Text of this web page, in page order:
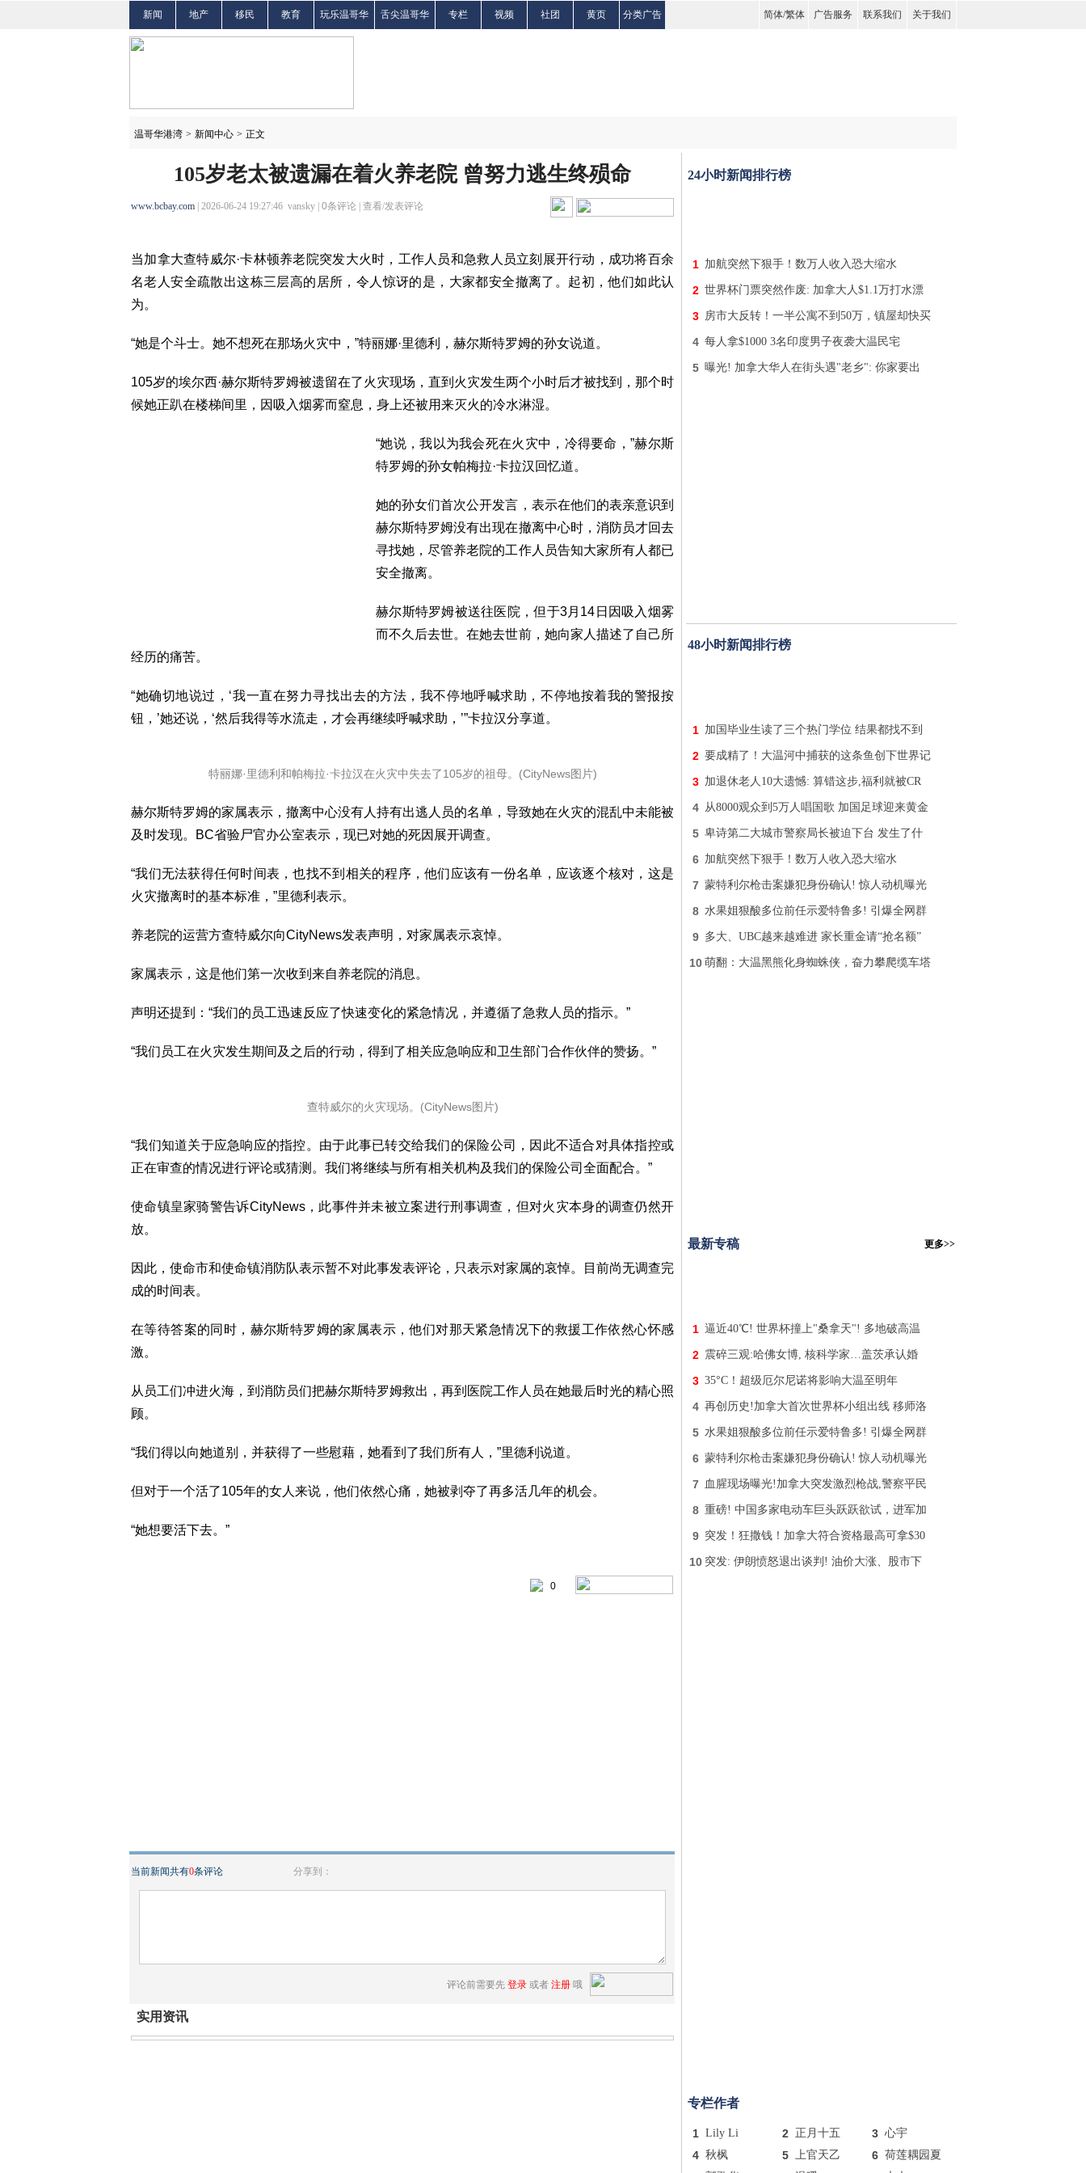
新闻 地产 移民 教育 玩乐温哥华 舌尖温哥华 专栏 视频 社团 黄页 分类广告 简体/繁体 广告服务 联系我们 关于我们
温哥华港湾 > 新闻中心 > 正文
105岁老太被遗漏在着火养老院 曾努力逃生终殒命
www.bcbay.com | 2026-06-24 19:27:46 vansky | 0条评论 | 查看/发表评论
当加拿大查特威尔·卡林顿养老院突发大火时，工作人员和急救人员立刻展开行动，成功将百余
名老人安全疏散出这栋三层高的居所，令人惊讶的是，大家都安全撤离了。起初，他们如此认
为。
“她是个斗士。她不想死在那场火灾中，”特丽娜·里德利，赫尔斯特罗姆的孙女说道。
105岁的埃尔西·赫尔斯特罗姆被遗留在了火灾现场，直到火灾发生两个小时后才被找到，那个时
候她正趴在楼梯间里，因吸入烟雾而窒息，身上还被用来灭火的冷水淋湿。
“她说，我以为我会死在火灾中，冷得要命，”赫尔斯
特罗姆的孙女帕梅拉·卡拉汉回忆道。
她的孙女们首次公开发言，表示在他们的表亲意识到
赫尔斯特罗姆没有出现在撤离中心时，消防员才回去
寻找她，尽管养老院的工作人员告知大家所有人都已
安全撤离。
赫尔斯特罗姆被送往医院，但于3月14日因吸入烟雾
而不久后去世。在她去世前，她向家人描述了自己所
经历的痛苦。
“她确切地说过，‘我一直在努力寻找出去的方法，我不停地呼喊求助，不停地按着我的警报按
钮，’她还说，‘然后我得等水流走，才会再继续呼喊求助，’”卡拉汉分享道。
特丽娜·里德利和帕梅拉·卡拉汉在火灾中失去了105岁的祖母。(CityNews图片)
赫尔斯特罗姆的家属表示，撤离中心没有人持有出逃人员的名单，导致她在火灾的混乱中未能被
及时发现。BC省验尸官办公室表示，现已对她的死因展开调查。
“我们无法获得任何时间表，也找不到相关的程序，他们应该有一份名单，应该逐个核对，这是
火灾撤离时的基本标准，”里德利表示。
养老院的运营方查特威尔向CityNews发表声明，对家属表示哀悼。
家属表示，这是他们第一次收到来自养老院的消息。
声明还提到：“我们的员工迅速反应了快速变化的紧急情况，并遵循了急救人员的指示。”
“我们员工在火灾发生期间及之后的行动，得到了相关应急响应和卫生部门合作伙伴的赞扬。”
查特威尔的火灾现场。(CityNews图片)
“我们知道关于应急响应的指控。由于此事已转交给我们的保险公司，因此不适合对具体指控或
正在审查的情况进行评论或猜测。我们将继续与所有相关机构及我们的保险公司全面配合。”
使命镇皇家骑警告诉CityNews，此事件并未被立案进行刑事调查，但对火灾本身的调查仍然开
放。
因此，使命市和使命镇消防队表示暂不对此事发表评论，只表示对家属的哀悼。目前尚无调查完
成的时间表。
在等待答案的同时，赫尔斯特罗姆的家属表示，他们对那天紧急情况下的救援工作依然心怀感
激。
从员工们冲进火海，到消防员们把赫尔斯特罗姆救出，再到医院工作人员在她最后时光的精心照
顾。
“我们得以向她道别，并获得了一些慰藉，她看到了我们所有人，”里德利说道。
但对于一个活了105年的女人来说，他们依然心痛，她被剥夺了再多活几年的机会。
“她想要活下去。”
0
当前新闻共有0条评论 分享到：
评论前需要先 登录 或者 注册 哦
实用资讯
24小时新闻排行榜
1 加航突然下狠手！数万人收入恐大缩水
2 世界杯门票突然作废: 加拿大人$1.1万打水漂
3 房市大反转！一半公寓不到50万，镇屋却快买
4 每人拿$1000 3名印度男子夜袭大温民宅
5 曝光! 加拿大华人在街头遇"老乡": 你家要出
48小时新闻排行榜
1 加国毕业生读了三个热门学位 结果都找不到
2 要成精了！大温河中捕获的这条鱼创下世界记
3 加退休老人10大遗憾: 算错这步,福利就被CR
4 从8000观众到5万人唱国歌 加国足球迎来黄金
5 卑诗第二大城市警察局长被迫下台 发生了什
6 加航突然下狠手！数万人收入恐大缩水
7 蒙特利尔枪击案嫌犯身份确认! 惊人动机曝光
8 水果姐狠酸多位前任示爱特鲁多! 引爆全网群
9 多大、UBC越来越难进 家长重金请“抢名额”
10 萌翻：大温黑熊化身蜘蛛侠，奋力攀爬缆车塔
最新专稿 更多>>
1 逼近40℃! 世界杯撞上"桑拿天"! 多地破高温
2 震碎三观:哈佛女博, 核科学家…盖茨承认婚
3 35°C！超级厄尔尼诺将影响大温至明年
4 再创历史!加拿大首次世界杯小组出线 移师洛
5 水果姐狠酸多位前任示爱特鲁多! 引爆全网群
6 蒙特利尔枪击案嫌犯身份确认! 惊人动机曝光
7 血腥现场曝光!加拿大突发激烈枪战,警察平民
8 重磅! 中国多家电动车巨头跃跃欲试，进军加
9 突发！狂撒钱！加拿大符合资格最高可拿$30
10 突发: 伊朗愤怒退出谈判! 油价大涨、股市下
专栏作者
1 Lily Li 2 正月十五 3 心宇
4 秋枫 5 上官天乙 6 荷莲耦园夏